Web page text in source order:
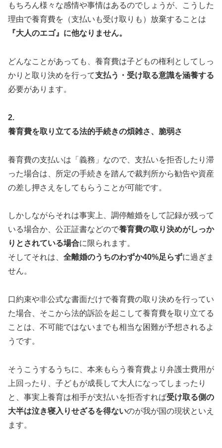
もちろん様々な感情や事情はあるのでしょうが、こうした
理由で養育費を（支払いも受け取りも）放棄することは
『大人のエゴ』に他なりません。
どんなことがあっても、養育費は子どもの権利としてしっ
かりと取り決めを行って支払う・受け取る意識を涵養する
必要があります。
2.
養育費を取り立てる法的手続きの煩雑さ、脆弱さ
養育費の支払いは「義務」なので、支払いを拒否したり滞
った場合は、所定の手続きを踏んで裁判所から勧告や資産
の差し押さえをしてもらうことが可能です。
しかしながらそれは事実上、調停離婚をして記録が残って
いる場合か、公正証書などので養育費の取り決めがしっか
りとされている場合に限られます。
そしてそれは、 全離婚のうちのわずか40%足らずに過ぎま
せん。
口約束や非公式な書面だけで養育費の取り決めを行ってい
た場合、そこから法的訴訟を起こして養育費を取り立てる
ことは、不可能ではないまでも相当な困難が予想されるよ
うです。
そうこうするうちに、本来もらう養育費より弁護士費用が
上回ったり、子どもが成長して大人になってしまったり
と、事実上養育は相手が支払いを拒否すれば受け取る側の
大半は泣き寝入りせざるを得ないのが我が国の現状といえ
ます。